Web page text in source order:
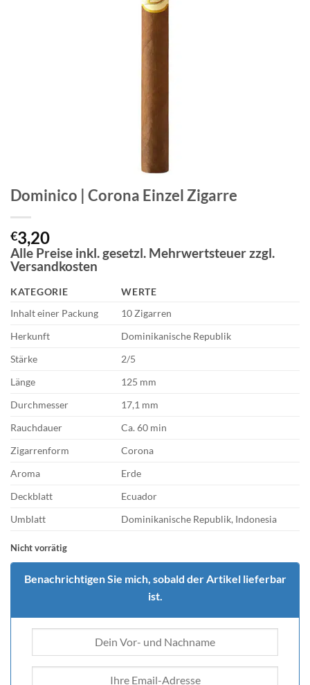
Dominico | Corona Einzel Zigarre
€3,20
Alle Preise inkl. gesetzl. Mehrwertsteuer zzgl.
Versandkosten
KATEGORIE
WERTE
Inhalt einer Packung
10 Zigarren
Herkunft
Dominikanische Republik
Stärke
2/5
Länge
125 mm
Durchmesser
17,1 mm
Rauchdauer
Ca. 60 min
Zigarrenform
Corona
Aroma
Erde
Deckblatt
Ecuador
Umblatt
Dominikanische Republik, Indonesia
Nicht vorrätig
Benachrichtigen Sie mich, sobald der Artikel lieferbar
ist.